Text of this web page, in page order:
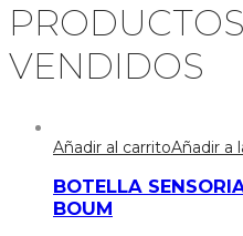
VENDIDOS
Añadir al carritoAñadir a
BOTELLA
BOUM